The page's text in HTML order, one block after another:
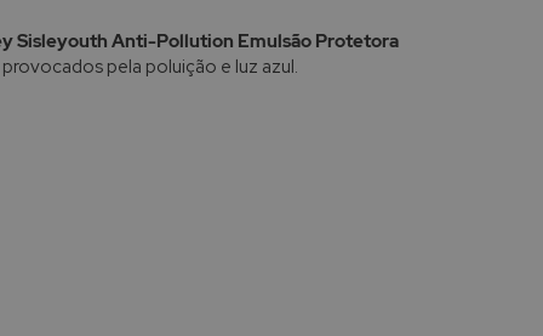
Sisleyouth Anti-Pollution Emulsão Protetora
pela poluição e luz azul.